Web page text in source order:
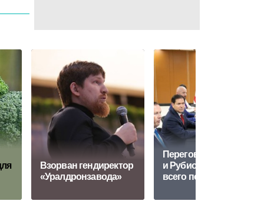
Взорван гендиректор
«Уралдронзавода»
Переговоры Лаврова
и Рубио продлились
всего полчаса